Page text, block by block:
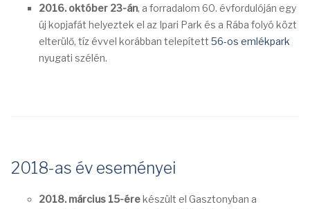
2016. október 23-án, a forradalom 60. évfordulóján egy
új kopjafát helyeztek el az Ipari Park és a Rába folyó közt
elterülő, tíz évvel korábban telepített 56-os emlékpark
nyugati szélén.
2018-as év eseményei
2018. március 15-érekészült el Gasztonyban a